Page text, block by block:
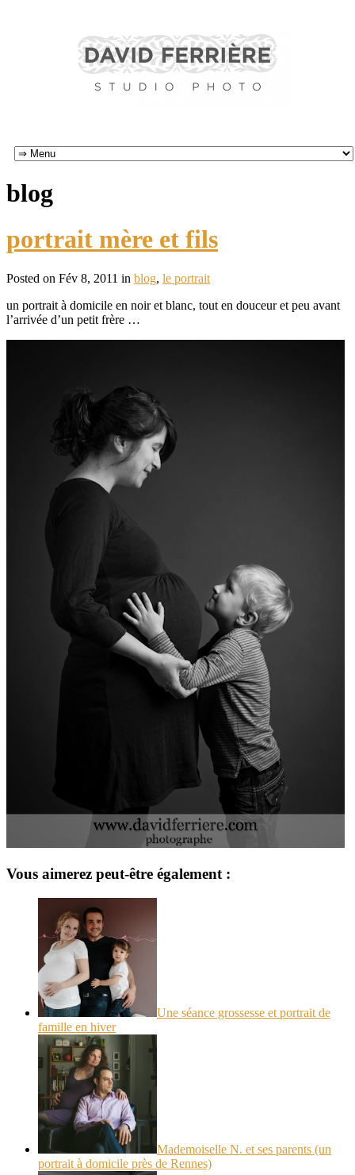
blog
portrait mère et fils
Posted on Fév 8, 2011 in blog, le portrait
un portrait à domicile en noir et blanc, tout en douceur et peu avant
l’arrivée d’un petit frère …
Vous aimerez peut-être également :
Une séance grossesse et portrait de
famille en hiver
Mademoiselle N. et ses parents (un
portrait à domicile près de Rennes)